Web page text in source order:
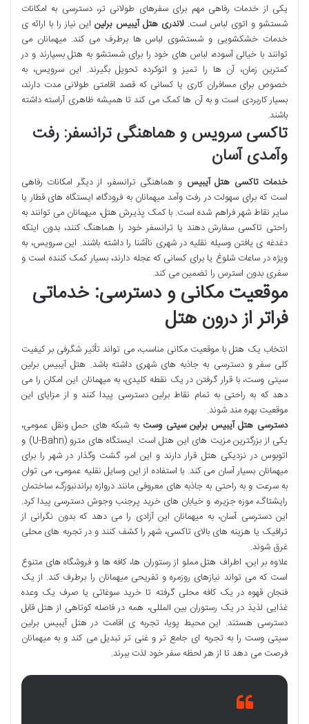
یکی از خدمات رفاهی مهم برای سفرهای طولانی تر، دسترسی به امکانات
شستشو و اتوی لباس است.لاندری هتل آیبیس برلیناین نیاز را با ارائه ی
خدمات خشکشویی و شستشوی لباس ها برطرف می کند. میهمانان می
توانند با خیالی آسوده، لباس های خود را برای شستشو به هتل بسپارند و در
کمترین زمان، آن ها را تمیز و اتوکرده تحویل بگیرند. این سرویس، به
خصوص برای مسافران کاری یا کسانی که قصد اقامتی طولانی مدت دارند،
بسیار کاربردی است و به آن ها کمک می کند تا همیشه ظاهری آراسته داشته
باشند.
تاکسی سرویس و هماهنگی ترانسفر: رفت
وآمدی آسان
خدمات تاکسی هتل آیبیس و هماهنگی ترانسفر، از دیگر امکانات رفاهی
است که برای سهولت در رفت وآمد میهمانان به فرودگاه، ایستگاه های قطار یا
سایر نقاط شهر فراهم شده است. با کمک پذیرش هتل، میهمانان می توانند به
راحتی تاکسی سفارش دهند یا ترانسفر خود را هماهنگ کنند، بدون اینکه
دغدغه ی یافتن وسیله نقلیه در شهری ناآشنا را داشته باشند. این سرویس، به
ویژه در ساعات شلوغ یا برای کسانی که عجله دارند، بسیار کمک کننده است و
سفری بدون استرس را تضمین می کند.
موقعیت مکانی و دسترسی: خدماتی
فراتر از درون هتل
انتخاب یک هتل با موقعیت مکانی مناسب، می تواند تأثیر شگرفی بر کیفیت
کلی سفر و دسترسی به جاذبه های شهری داشته باشد. هتل آیبیس برلین
سیتی وست، با قرار گرفتن در یک نقطه کلیدی، به میهمانان این امکان را می
دهد که به راحتی به تمام نقاط برلین دسترسی پیدا کنند و از مزایای این
موقعیت بهره مند شوند.
دسترسی هتل آیبیس برلین سیتی وست به شبکه های حمل ونقل عمومی،
یکی از بزرگترین مزیت های این هتل است. ایستگاه های مترو (U-Bahn) و
اتوبوس در نزدیکی هتل قرار دارند و این امر، گشت وگذار در شهر را برای
میهمانان بسیار آسان می کند. با استفاده از این وسایل نقلیه عمومی، می توان
به سرعت و به راحتی به جاذبه های معروفی مانند دروازه براندنبورگ، ساختمان
رایشتاگ، موزه جزیره، و خیابان های خرید پرجنب وجوش دسترسی پیدا کرد.
این دسترسی آسان، به میهمانان این آزادی را می دهد که بدون نگرانی از
ترافیک یا هزینه های بالای تاکسی، شهر را کشف کنند و در تجربه های محلی
غرق شوند.
علاوه بر این، اطراف هتل مملو از رستوران ها، کافه ها و فروشگاه های متنوع
است که می تواند نیازهای روزمره و تفریحی میهمانان را برطرف کند. از یک
فنجان قهوه در یک کافه محلی گرفته تا خرید سوغاتی یا صرف یک وعده
غذایی لذیذ در یک رستوران بین المللی، همه در فاصله کوتاهی از هتل قابل
دسترسی هستند. این محیط پویا، تجربه ی اقامت در هتل آیبیس برلین
سیتی وست را به تجربه ای جامع تر و غنی تر تبدیل می کند و به میهمانان
فرصت می دهد تا از هر لحظه سفر خود لذت ببرند.